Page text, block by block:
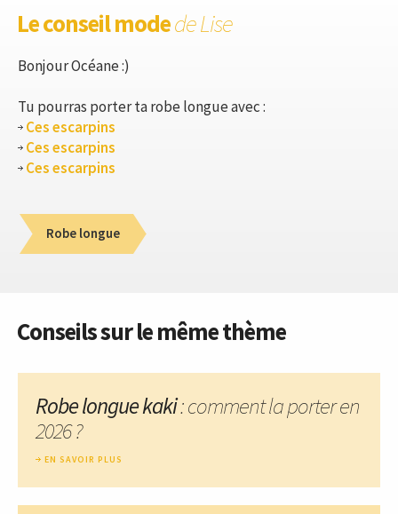
Le conseil modede Lise
Bonjour Océane :)
Tu pourras porter ta robe longue avec :
Ces escarpins
Ces escarpins
Ces escarpins
Robe longue
Conseils sur le même thème
Robe longue kaki: comment la porter en
2026 ?
EN SAVOIR PLUS